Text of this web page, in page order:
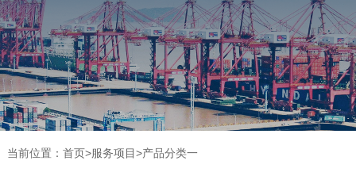
当前位置： 首页>服务项目>产品分类一